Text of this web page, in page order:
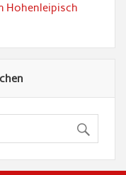
Hohenleipisch